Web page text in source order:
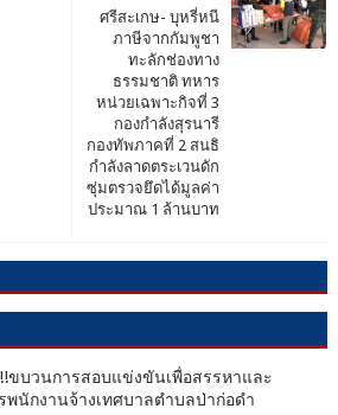
ศรีสะเกษ- บุหรี่หนี
ภาษีจากกัมพูชา
ทะลักช่องทาง
ธรรมชาติ ทหาร
หน่วยเฉพาะกิจที่ 3
กองกำลังสุรนารี
กองทัพภาคที่ 2 สนธิ
กำลังลาดตระเวนดัก
ซุ่มตรวจยึดได้มูลค่า
ประมาณ 1 ล้านบาท
ขบวนการสอบแข่งขันเพื่อสรรหาและ
พนักงานจ้างเทศบาลตำบลป่าก่อดำ